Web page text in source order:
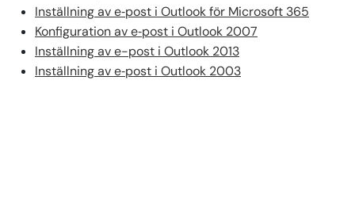
Inställning av e‑post i Outlook för Microsoft 365
Konfiguration av e‑post i Outlook 2007
Inställning av e-post i Outlook 2013
Inställning av e‑post i Outlook 2003